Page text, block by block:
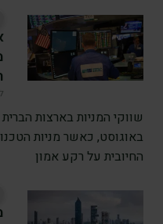
באוגוסט, כאשר מניות
החיובית על רקע אמון